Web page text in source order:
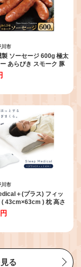
川市
製 ソーセージ 600g 極太
あらびき スモーク 豚
ンチ ビール ワイン お酒
バーベキュー 焼肉 BBQ
島県 吉野川市
川市
＋(プラス) フィッ
( 43cm×63cm ) 枕 高さ
ワイト 寝具 洗える 横
首コリ 肩こり 頭痛 首痛
気 ランキング おすすめ
贈り物 一人暮らし 徳島
高橋ふとん店
る